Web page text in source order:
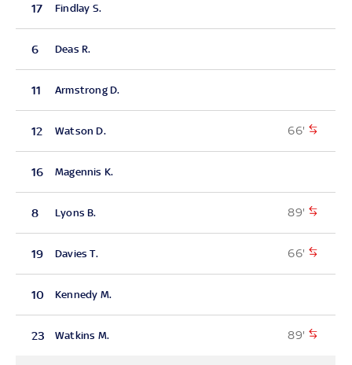
17 Findlay S.
6 Deas R.
11 Armstrong D.
12 Watson D. 66'
16 Magennis K.
8 Lyons B. 89'
19 Davies T. 66'
10 Kennedy M.
23 Watkins M. 89'